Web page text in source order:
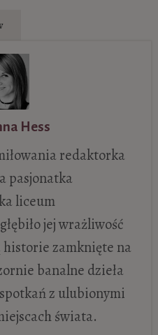
Hess
redaktorka
pasjonatka
liceum
jej wrażliwość
historie zamknięte na
banalne dzieła
z ulubionymi
świata.